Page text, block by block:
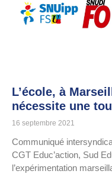
L’école, à
nécessite une
16 septembre 2021
Communiqué
CGT Educ’action, Sud
l’expérimentation